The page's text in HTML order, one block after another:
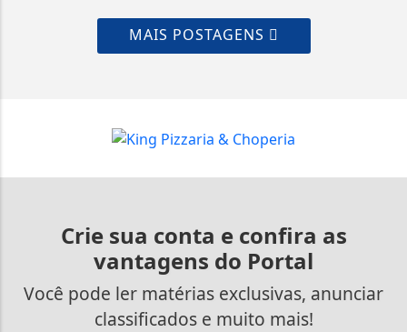
MAIS POSTAGENS
Crie sua conta e confira as
vantagens do Portal
Você pode ler matérias exclusivas, anunciar
classificados e muito mais!